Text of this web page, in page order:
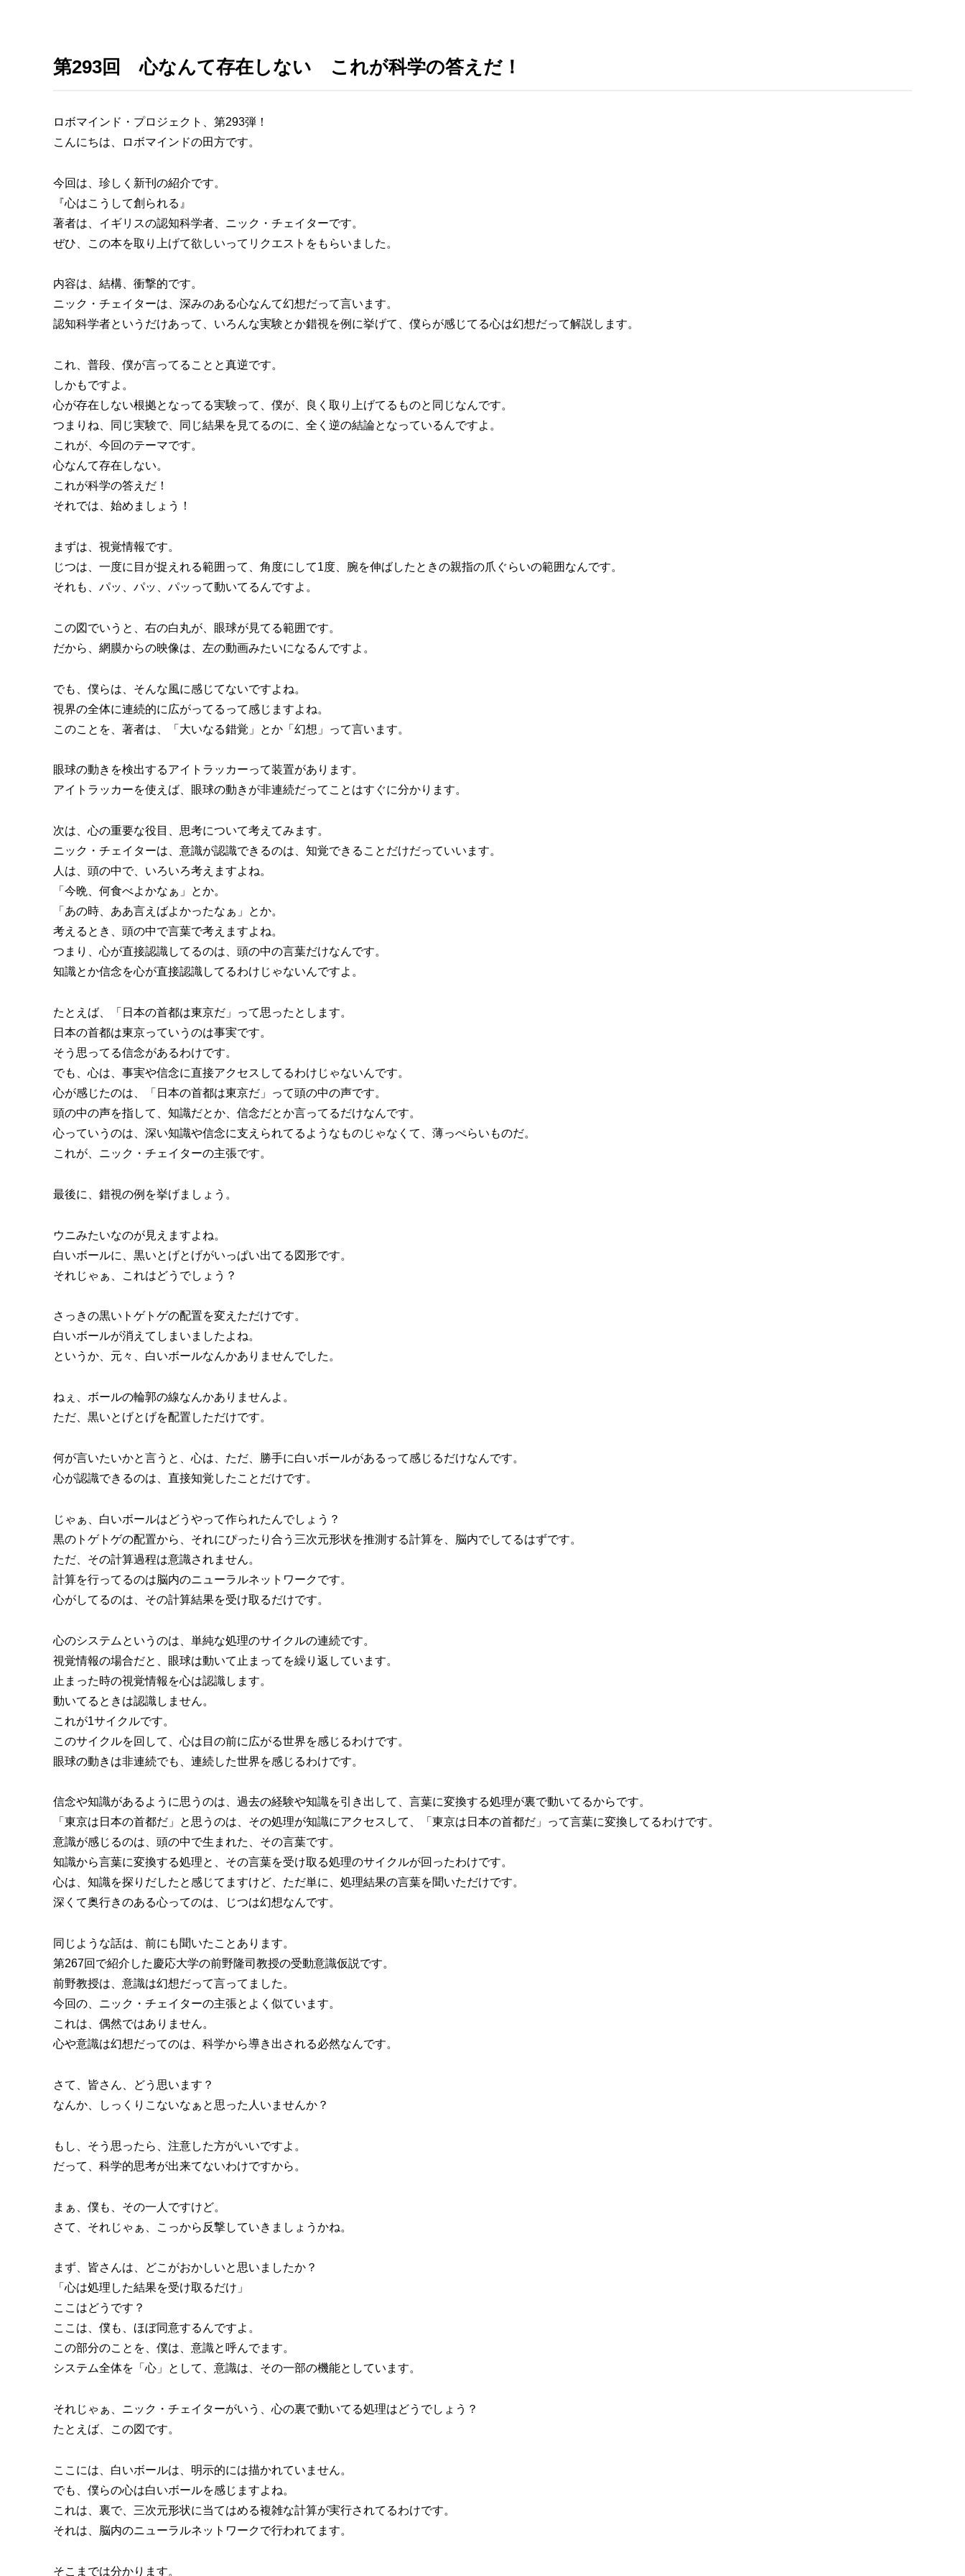
第293回 心なんて存在しない これが科学の答えだ！
ロボマインド・プロジェクト、第293弾！
こんにちは、ロボマインドの田方です。
今回は、珍しく新刊の紹介です。
『心はこうして創られる』
著者は、イギリスの認知科学者、ニック・チェイターです。
ぜひ、この本を取り上げて欲しいってリクエストをもらいました。
内容は、結構、衝撃的です。
ニック・チェイターは、深みのある心なんて幻想だって言います。
認知科学者というだけあって、いろんな実験とか錯視を例に挙げて、僕らが感じてる心は幻想だって解説します。
これ、普段、僕が言ってることと真逆です。
しかもですよ。
心が存在しない根拠となってる実験って、僕が、良く取り上げてるものと同じなんです。
つまりね、同じ実験で、同じ結果を見てるのに、全く逆の結論となっているんですよ。
これが、今回のテーマです。
心なんて存在しない。
これが科学の答えだ！
それでは、始めましょう！
まずは、視覚情報です。
じつは、一度に目が捉えれる範囲って、角度にして1度、腕を伸ばしたときの親指の爪ぐらいの範囲なんです。
それも、パッ、パッ、パッって動いてるんですよ。
この図でいうと、右の白丸が、眼球が見てる範囲です。
だから、網膜からの映像は、左の動画みたいになるんですよ。
でも、僕らは、そんな風に感じてないですよね。
視界の全体に連続的に広がってるって感じますよね。
このことを、著者は、「大いなる錯覚」とか「幻想」って言います。
眼球の動きを検出するアイトラッカーって装置があります。
アイトラッカーを使えば、眼球の動きが非連続だってことはすぐに分かります。
次は、心の重要な役目、思考について考えてみます。
ニック・チェイターは、意識が認識できるのは、知覚できることだけだっていいます。
人は、頭の中で、いろいろ考えますよね。
「今晩、何食べよかなぁ」とか。
「あの時、ああ言えばよかったなぁ」とか。
考えるとき、頭の中で言葉で考えますよね。
つまり、心が直接認識してるのは、頭の中の言葉だけなんです。
知識とか信念を心が直接認識してるわけじゃないんですよ。
たとえば、「日本の首都は東京だ」って思ったとします。
日本の首都は東京っていうのは事実です。
そう思ってる信念があるわけです。
でも、心は、事実や信念に直接アクセスしてるわけじゃないんです。
心が感じたのは、「日本の首都は東京だ」って頭の中の声です。
頭の中の声を指して、知識だとか、信念だとか言ってるだけなんです。
心っていうのは、深い知識や信念に支えられてるようなものじゃなくて、薄っぺらいものだ。
これが、ニック・チェイターの主張です。
最後に、錯視の例を挙げましょう。
ウニみたいなのが見えますよね。
白いボールに、黒いとげとげがいっぱい出てる図形です。
それじゃぁ、これはどうでしょう？
さっきの黒いトゲトゲの配置を変えただけです。
白いボールが消えてしまいましたよね。
というか、元々、白いボールなんかありませんでした。
ねぇ、ボールの輪郭の線なんかありませんよ。
ただ、黒いとげとげを配置しただけです。
何が言いたいかと言うと、心は、ただ、勝手に白いボールがあるって感じるだけなんです。
心が認識できるのは、直接知覚したことだけです。
じゃぁ、白いボールはどうやって作られたんでしょう？
黒のトゲトゲの配置から、それにぴったり合う三次元形状を推測する計算を、脳内でしてるはずです。
ただ、その計算過程は意識されません。
計算を行ってるのは脳内のニューラルネットワークです。
心がしてるのは、その計算結果を受け取るだけです。
心のシステムというのは、単純な処理のサイクルの連続です。
視覚情報の場合だと、眼球は動いて止まってを繰り返しています。
止まった時の視覚情報を心は認識します。
動いてるときは認識しません。
これが1サイクルです。
このサイクルを回して、心は目の前に広がる世界を感じるわけです。
眼球の動きは非連続でも、連続した世界を感じるわけです。
信念や知識があるように思うのは、過去の経験や知識を引き出して、言葉に変換する処理が裏で動いてるからです。
「東京は日本の首都だ」と思うのは、その処理が知識にアクセスして、「東京は日本の首都だ」って言葉に変換してるわけです。
意識が感じるのは、頭の中で生まれた、その言葉です。
知識から言葉に変換する処理と、その言葉を受け取る処理のサイクルが回ったわけです。
心は、知識を探りだしたと感じてますけど、ただ単に、処理結果の言葉を聞いただけです。
深くて奥行きのある心ってのは、じつは幻想なんです。
同じような話は、前にも聞いたことあります。
第267回で紹介した慶応大学の前野隆司教授の受動意識仮説です。
前野教授は、意識は幻想だって言ってました。
今回の、ニック・チェイターの主張とよく似ています。
これは、偶然ではありません。
心や意識は幻想だってのは、科学から導き出される必然なんです。
さて、皆さん、どう思います？
なんか、しっくりこないなぁと思った人いませんか？
もし、そう思ったら、注意した方がいいですよ。
だって、科学的思考が出来てないわけですから。
まぁ、僕も、その一人ですけど。
さて、それじゃぁ、こっから反撃していきましょうかね。
まず、皆さんは、どこがおかしいと思いましたか？
「心は処理した結果を受け取るだけ」
ここはどうです？
ここは、僕も、ほぼ同意するんですよ。
この部分のことを、僕は、意識と呼んでます。
システム全体を「心」として、意識は、その一部の機能としています。
それじゃぁ、ニック・チェイターがいう、心の裏で動いてる処理はどうでしょう？
たとえば、この図です。
ここには、白いボールは、明示的には描かれていません。
でも、僕らの心は白いボールを感じますよね。
これは、裏で、三次元形状に当てはめる複雑な計算が実行されてるわけです。
それは、脳内のニューラルネットワークで行われてます。
そこまでは分かります。